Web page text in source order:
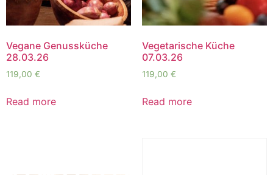
Vegane Genussküche
28.03.26
119,00 €
Read more
Vegetarische Küche
07.03.26
119,00 €
Read more